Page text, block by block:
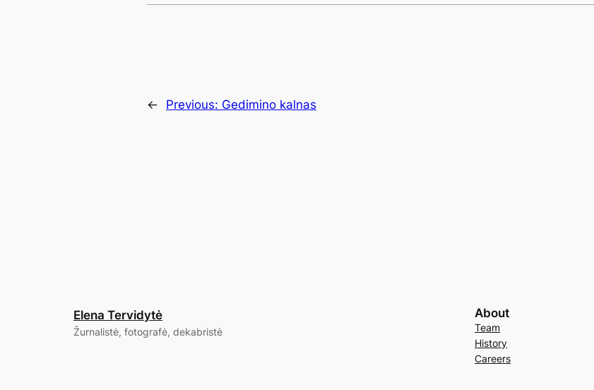
← Previous: Gedimino kalnas
Elena Tervidytė
Žurnalistė, fotografė, dekabristė
About
Team
History
Careers